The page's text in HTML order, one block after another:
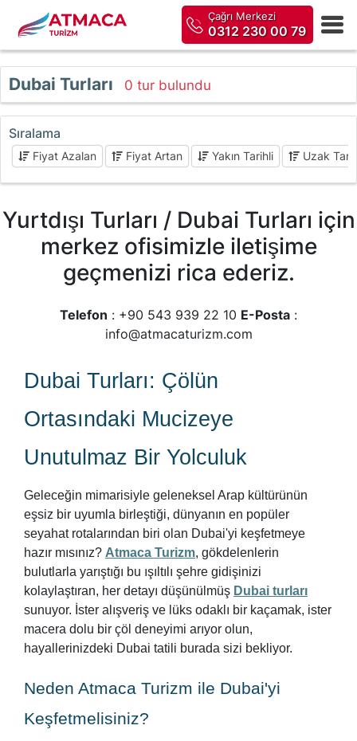
Çağrı Merkezi
0312 230 00 79
Dubai Turları 0 tur bulundu
Sıralama
Fiyat Azalan Fiyat Artan Yakın Tarihli Uzak
Yurtdışı Turları / Dubai Turları için
merkez ofisimizle iletişime
geçmenizi rica ederiz.
Telefon : +90 543 939 22 10 E-Posta :
info@atmacaturizm.com
Dubai Turları: Çölün
Ortasındaki Mucizeye
Unutulmaz Bir Yolculuk
Geleceğin mimarisiyle geleneksel Arap kültürünün
eşsiz bir uyumla birleştiği, dünyanın en popüler
seyahat rotalarından biri olan Dubai'yi keşfetmeye
hazır mısınız? Atmaca Turizm, gökdelenlerin
bulutlarla yarıştığı bu ışıltılı şehre gidişinizi
kolaylaştıran, her detayı düşünülmüş Dubai turları
sunuyor. İster alışveriş ve lüks odaklı bir kaçamak, ister
macera dolu bir çöl deneyimi arıyor olun,
hayallerinizdeki Dubai tatili burada sizi bekliyor.
Neden Atmaca Turizm ile Dubai'yi
Keşfetmelisiniz?